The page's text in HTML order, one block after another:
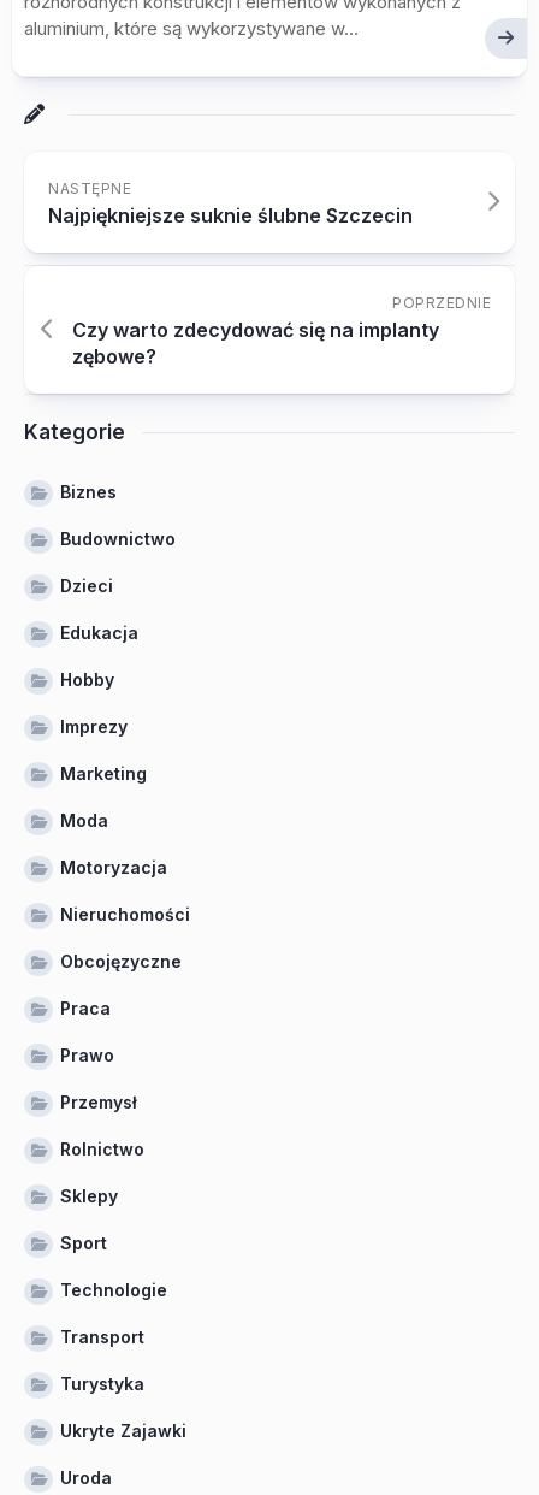
aluminium, które są wykorzystywane w...
NASTĘPNE
Najpiękniejsze suknie ślubne Szczecin
POPRZEDNIE
Czy warto zdecydować się na implanty
zębowe?
Kategorie
Biznes
Budownictwo
Dzieci
Edukacja
Hobby
Imprezy
Marketing
Moda
Motoryzacja
Nieruchomości
Obcojęzyczne
Praca
Prawo
Przemysł
Rolnictwo
Sklepy
Sport
Technologie
Transport
Turystyka
Ukryte Zajawki
Uroda